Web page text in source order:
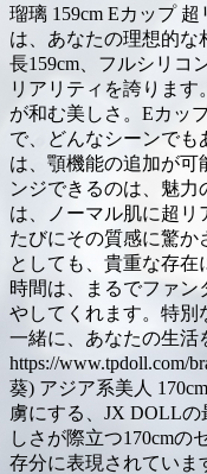
瑠璃 159cm Eカップ
は、あなたの理想的な
長159cm、フルシリコ
リアリティを誇りま
が和む美しさ。Eカッ
で、どんなシーンで
は、顎機能の追加が可
ンジできるのは、魅力
は、ノーマル肌に超リ
たびにその質感に驚か
としても、貴重な存
時間は、まるでファン
やしてくれます。特別
一緒に、あなたの生活
https://www.tpdoll.com/
葵) アジア系美人
虜にする、JX DOLL
しさが際立つ170cmの
存分に表現されていま